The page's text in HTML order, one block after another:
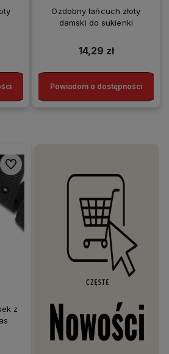
Ozdobny łańcuch złoty
damski do sukienki
14,29 zł
Powiadom o dostępności
z
Do ulubionych